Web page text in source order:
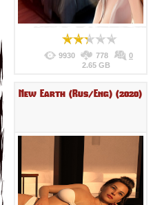
9930 778
0
2.65 GB
New Earth (Rus/Eng) (2020)